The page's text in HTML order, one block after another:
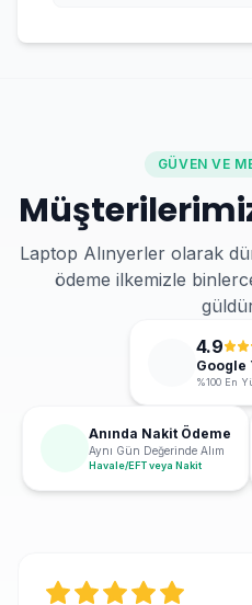
GÜVEN VE
Laptop Alınyerler olarak
ödeme ilkemizle
4.9
Google
%100 En
Anında Nakit Ödeme
Aynı Gün Değerinde Alım
Havale/EFT veya Nakit